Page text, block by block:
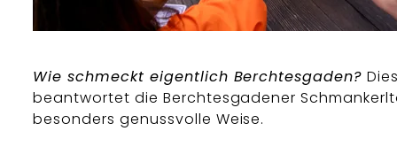
Wie schmeckt eigentlich Berchtesgaden?
beantwortet die Berchtesgadener
besonders genussvolle Weise.